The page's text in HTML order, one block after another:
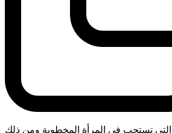
تستحب في المرأة المخطوبة ومن ذلك